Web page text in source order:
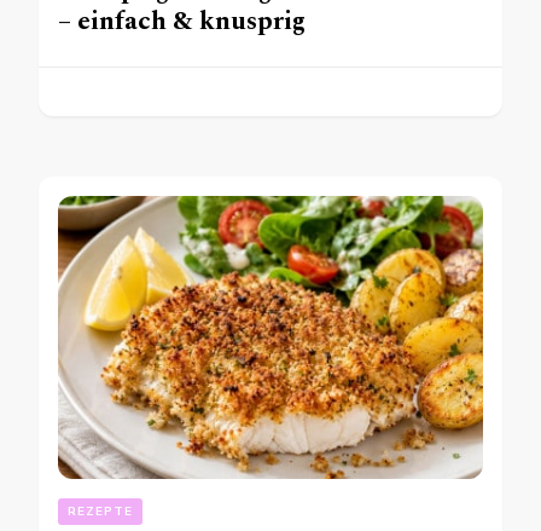
– einfach & knusprig
REZEPTE